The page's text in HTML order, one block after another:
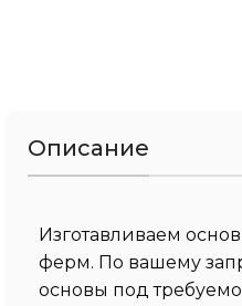
Описание
Изготавливаем
ферм. По вашему
основы под